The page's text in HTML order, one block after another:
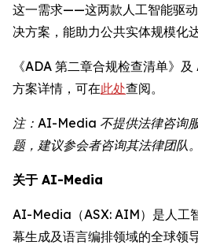
这一需求——这两款人工智能驱
决方案，能助力公共实体规模化
《ADA 第二章合规检查清单》
方案详情，可在此处查阅。
注：AI-Media 不提供法律咨询
题，建议参会者咨询其法律团队。
关于 AI-Media
AI-Media（ASX: AIM）是人工
幕生成及语言编排领域的全球领